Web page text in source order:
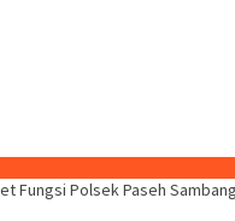
Fungsi Polsek Paseh